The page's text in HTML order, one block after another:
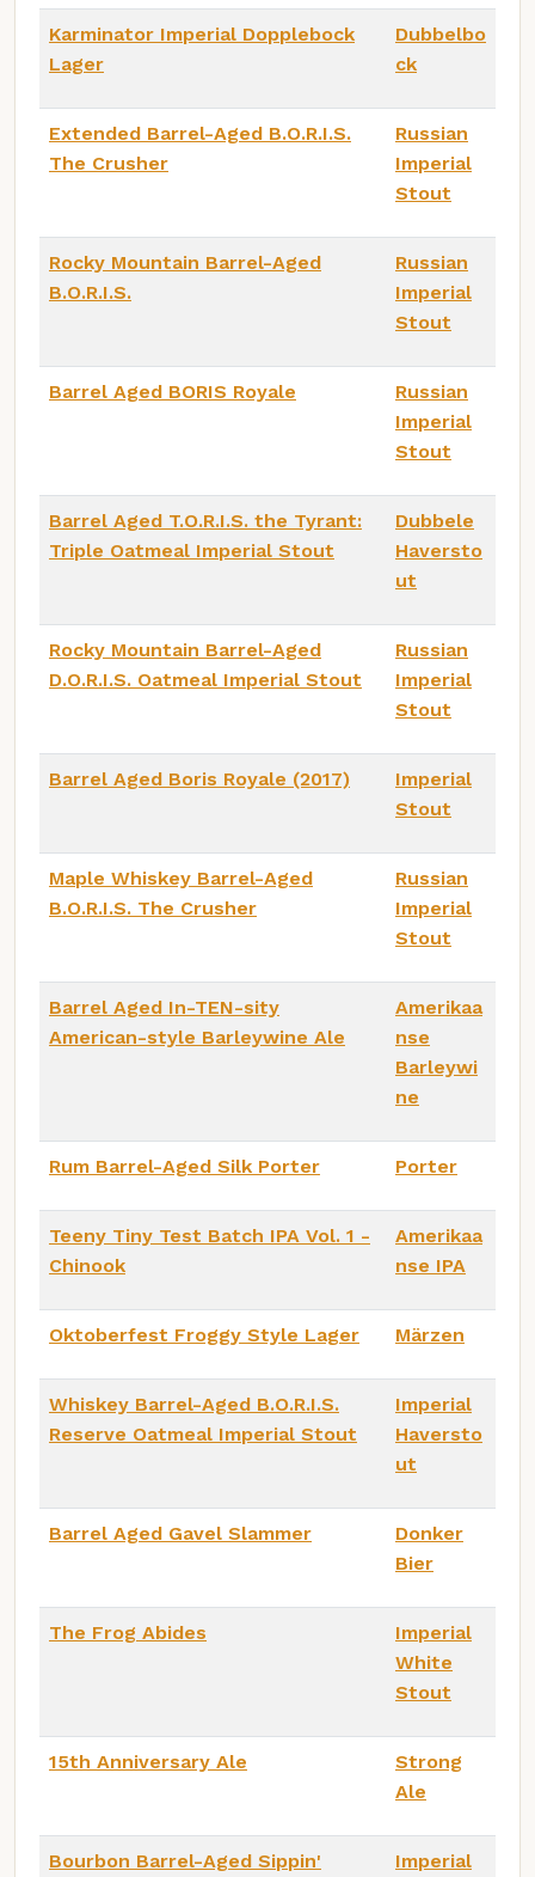
Karminator Imperial Dopplebock
Lager
Dubbelbo
ck
Extended Barrel-Aged B.O.R.I.S.
The Crusher
Russian
Imperial
Stout
Rocky Mountain Barrel-Aged
B.O.R.I.S.
Russian
Imperial
Stout
Barrel Aged BORIS Royale
Russian
Imperial
Stout
Barrel Aged T.O.R.I.S. the Tyrant:
Triple Oatmeal Imperial Stout
Dubbele
Haversto
ut
Rocky Mountain Barrel-Aged
D.O.R.I.S. Oatmeal Imperial Stout
Russian
Imperial
Stout
Barrel Aged Boris Royale (2017)
Imperial
Stout
Maple Whiskey Barrel-Aged
B.O.R.I.S. The Crusher
Russian
Imperial
Stout
Barrel Aged In-TEN-sity
American-style Barleywine Ale
Amerikaa
nse
Barleywi
ne
Rum Barrel-Aged Silk Porter Porter
Teeny Tiny Test Batch IPA Vol. 1 -
Chinook
Amerikaa
nse IPA
Oktoberfest Froggy Style Lager Märzen
Whiskey Barrel-Aged B.O.R.I.S.
Reserve Oatmeal Imperial Stout
Imperial
Haversto
ut
Barrel Aged Gavel Slammer
Donker
Bier
The Frog Abides
Imperial
White
Stout
15th Anniversary Ale
Strong
Ale
Bourbon Barrel-Aged Sippin'
Imperial